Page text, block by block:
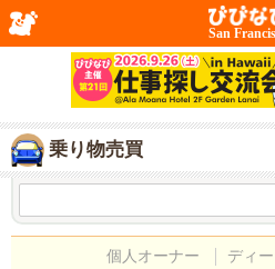
San
乗り物売買
個人オーナー ディ